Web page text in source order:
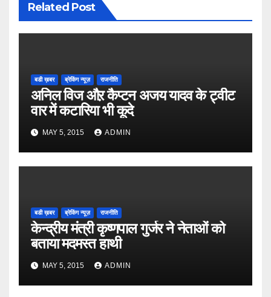
Related Post
बडी ख़बर ब्रेकिंग न्यूज़ राजनीति
अनिल विज औऱ कैप्टन अजय यादव के ट्वीट
वार में कटारिया भी कूदे
MAY 5, 2015 ADMIN
बडी ख़बर ब्रेकिंग न्यूज़ राजनीति
केन्द्रीय मंत्री कृष्णपाल गुर्जर ने नेताओं को
बताया मदमस्त हाथी
MAY 5, 2015 ADMIN